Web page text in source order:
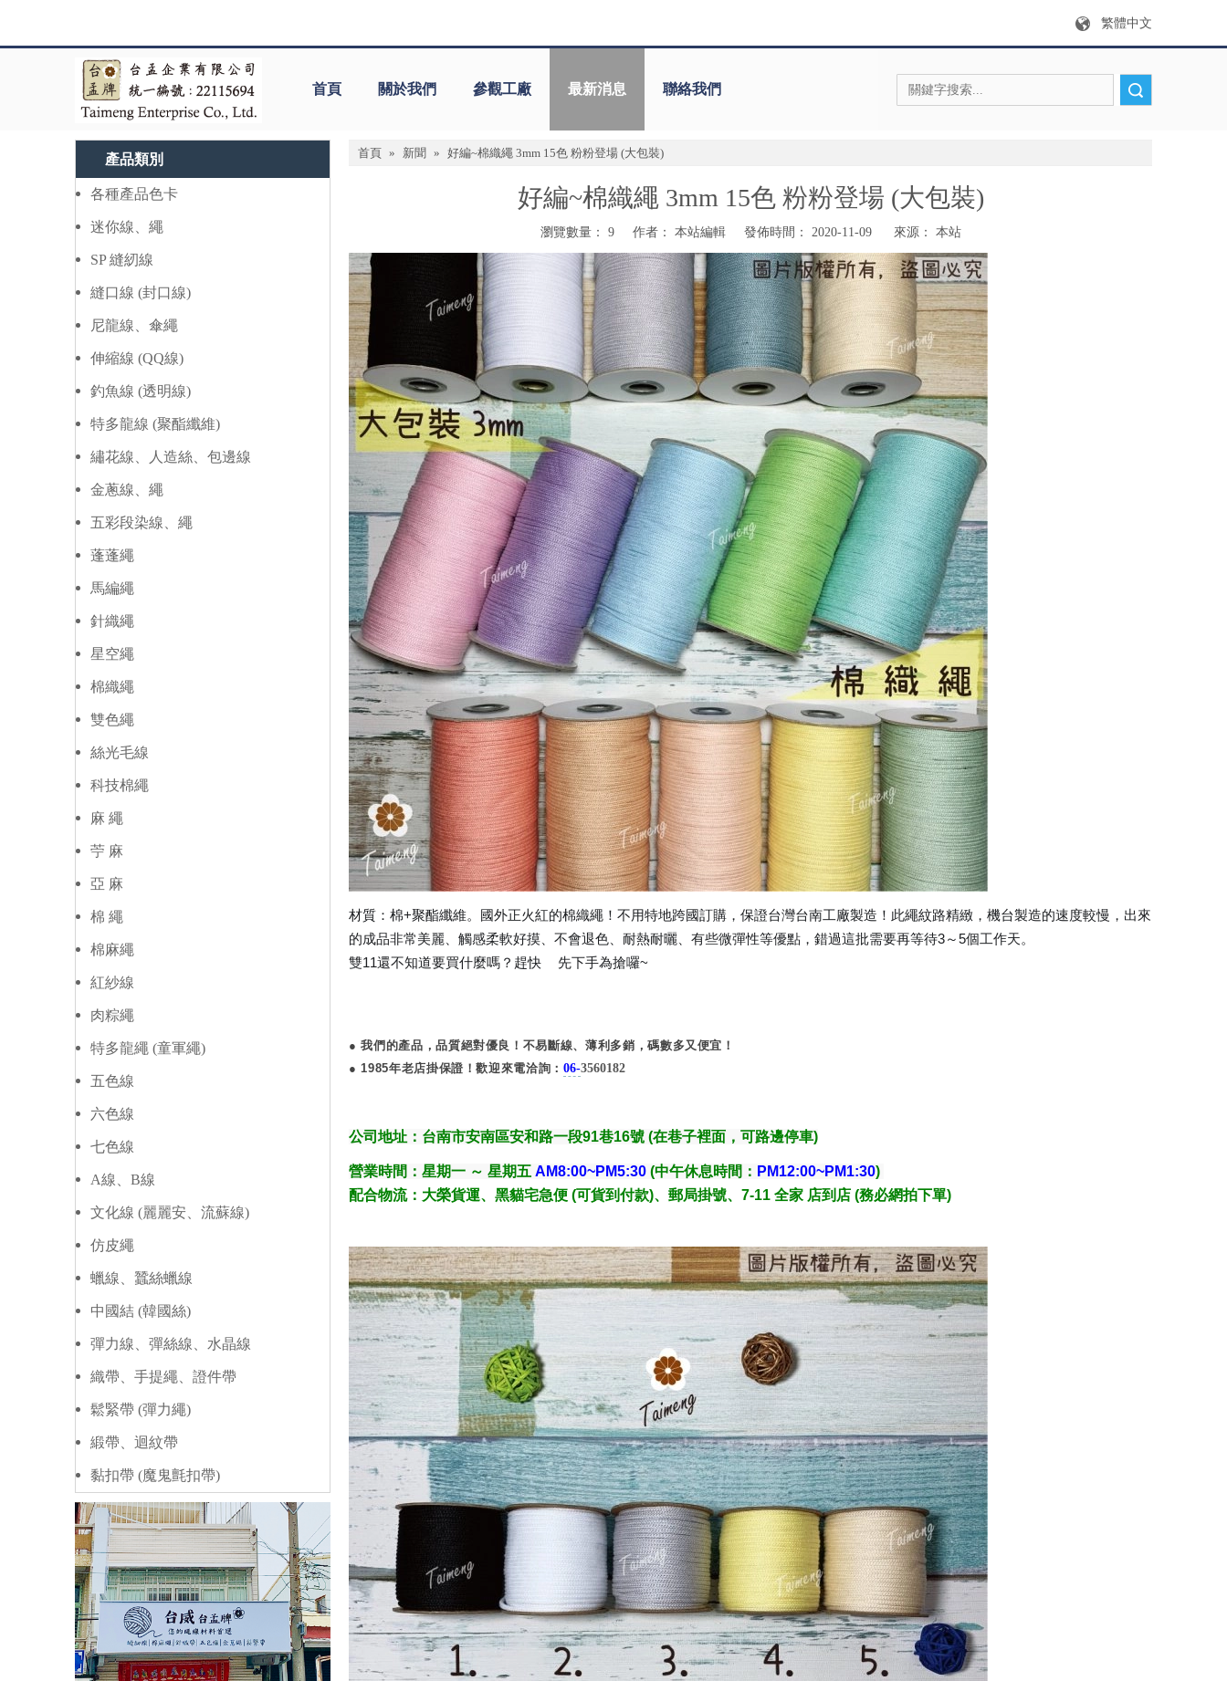
繁體中文
首頁 關於我們 參觀工廠 最新消息 聯絡我們
產品類別
各種產品色卡
迷你線、繩
SP 縫紉線
縫口線 (封口線)
尼龍線、傘繩
伸縮線 (QQ線)
釣魚線 (透明線)
特多龍線 (聚酯纖維)
繡花線、人造絲、包邊線
金蔥線、繩
五彩段染線、繩
蓬蓬繩
馬編繩
針織繩
星空繩
棉織繩
雙色繩
絲光毛線
科技棉繩
麻 繩
苧 麻
亞 麻
棉 繩
棉麻繩
紅紗線
肉粽繩
特多龍繩 (童軍繩)
五色線
六色線
七色線
A線、B線
文化線 (麗麗安、流蘇線)
仿皮繩
蠟線、蠶絲蠟線
中國結 (韓國絲)
彈力線、彈絲線、水晶線
織帶、手提繩、證件帶
鬆緊帶 (彈力繩)
緞帶、迴紋帶
黏扣帶 (魔鬼氈扣帶)
首頁 » 新聞 » 好編~棉織繩 3mm 15色 粉粉登場 (大包裝)
好編~棉織繩 3mm 15色 粉粉登場 (大包裝)
瀏覽數量： 9作者： 本站編輯 發佈時間： 2020-11-09 來源： 本站
材質：棉+聚酯纖維。國外正火紅的棉織繩！不用特地跨國訂購，保證台灣台南工廠製造！此繩紋路精緻，機台製造的速度較慢，出來
的成品非常美麗、觸感柔軟好摸、不會退色、耐熱耐曬、有些微彈性等優點，錯過這批需要再等待3～5個工作天。
雙11還不知道要買什麼嗎？趕快
先下手為搶囉~
● 我們的產品，品質絕對優良！不易斷線、薄利多銷，碼數多又便宜！
● 1985年老店掛保證！歡迎來電洽詢 ：06-3560182
公司地址：台南市安南區安和路一段91巷16號 (在巷子裡面，可路邊停車)
營業時間：星期一 ～ 星期五 AM8:00~PM5:30 (中午休息時間： PM12:00~PM1:30)
配合物流：大榮貨運、黑貓宅急便 (可貨到付款)、郵局掛號、7-11 全家 店到店 (務必網拍下單)